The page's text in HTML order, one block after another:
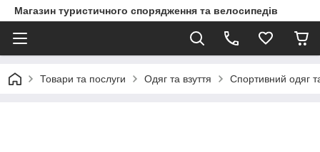
Магазин туристичного спорядження та велосипедів
Товари та послуги Одяг та взуття Спортивний одяг